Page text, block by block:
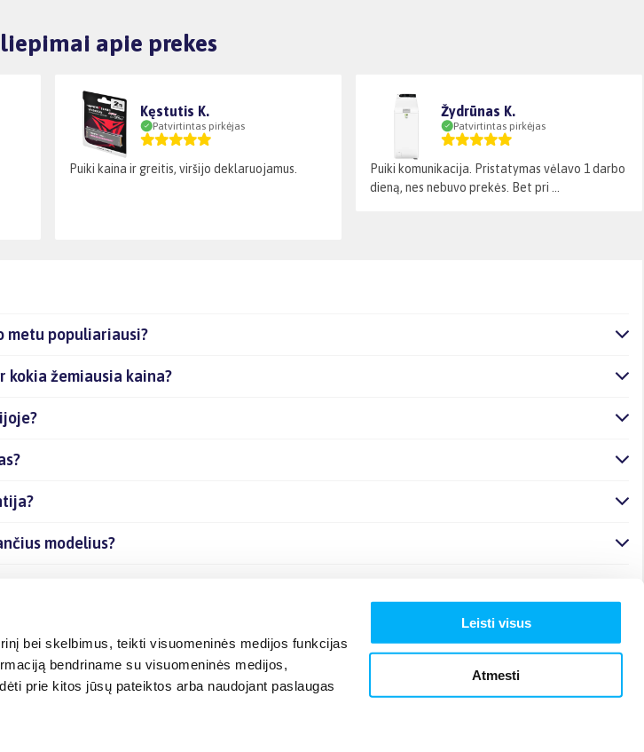
bei skelbimus, teikti visuomeninės medijos funkcijas
bendriname su visuomeninės medijos,
prie kitos jūsų pateiktos arba naudojant paslaugas
Leisti visus
Atmesti
apie prekes
Kęstutis K.
Patvirtintas pirkėjas
Puiki kaina ir greitis, viršijo deklaruojamus.
Žydrūnas K.
Patvirtintas pirkėjas
Puiki komunikacija. Pristatymas vėlavo 1 darbo
dieną, nes nebuvo prekės. Bet pri ...
metu populiariausi?
kokia žemiausia kaina?
modelius?